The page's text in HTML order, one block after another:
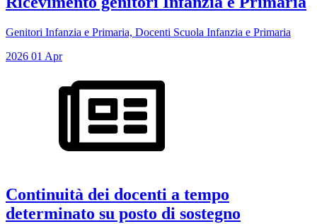
Genitori Infanzia e Primaria, Docenti Scuola Infanzia e Primaria
2026 01 Apr
Continuità dei docenti a tempo
determinato su posto di sostegno